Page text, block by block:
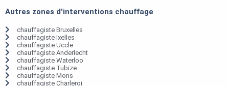
Autres zones d'interventions chauffage
chauffagiste Bruxelles
chauffagiste Ixelles
chauffagiste Uccle
chauffagiste Anderlecht
chauffagiste Waterloo
chauffagiste Tubize
chauffagiste Mons
chauffagiste Charleroi